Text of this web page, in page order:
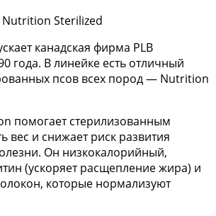
канадская фирма PLB
года. В линейке есть отличный
псов всех пород — Nutrition
помогает стерилизованным
вес и снижает риск развития
Он низкокалорийный,
(ускоряет расщепление жира) и
которые нормализуют